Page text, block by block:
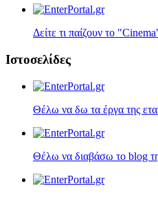
Δείτε τι παίζουν τo
Ιστοσελίδες
Θέλω να δω τα έργα της
Θέλω να διαβάσω το blog